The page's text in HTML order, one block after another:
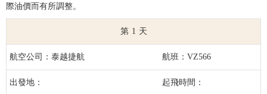
際油價而有所調整。
1
泰越捷航 VZ566